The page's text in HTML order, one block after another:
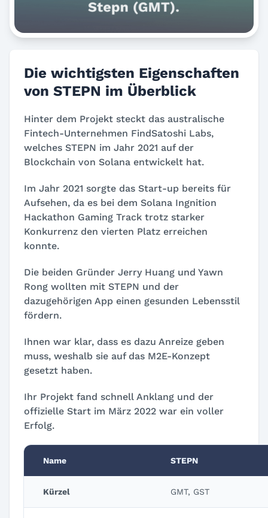
Die wichtigsten Eigenschaften
von STEPN im Überblick
Hinter dem Projekt steckt das australische
Fintech-Unternehmen FindSatoshi Labs,
welches STEPN im Jahr 2021 auf der
Blockchain von Solana entwickelt hat.
Im Jahr 2021 sorgte das Start-up bereits für
Aufsehen, da es bei dem Solana Ingnition
Hackathon Gaming Track trotz starker
Konkurrenz den vierten Platz erreichen
konnte.
Die beiden Gründer Jerry Huang und Yawn
Rong wollten mit STEPN und der
dazugehörigen App einen gesunden Lebensstil
fördern.
Ihnen war klar, dass es dazu Anreize geben
muss, weshalb sie auf das M2E-Konzept
gesetzt haben.
Ihr Projekt fand schnell Anklang und der
offizielle Start im März 2022 war ein voller
Erfolg.
Name STEPN
Kürzel GMT, GST